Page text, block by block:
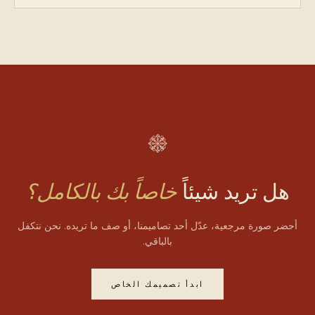
هل تريد شيئاً خاصاً بك بالكامل؟
أحضر صورة مرجعية، عدّل أحد تصاميمنا، أو صف ما تريده. نحن نتكفل
بالباقي.
ابدأ تصميمك الخاص